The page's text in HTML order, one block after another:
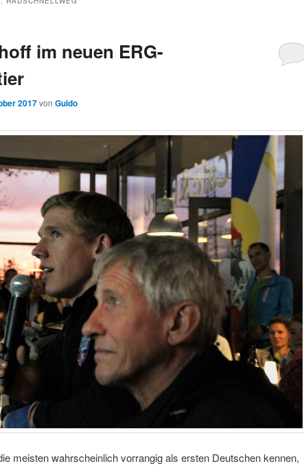
im neuen ERG-
2017von Guido
meisten wahrscheinlich vorrangig als ersten Deutschen kennen,